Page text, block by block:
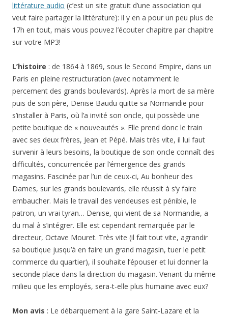
littérature audio (c’est un site gratuit d’une association qui
veut faire partager la littérature): il y en a pour un peu plus de
17h en tout, mais vous pouvez l’écouter chapitre par chapitre
sur votre MP3!
L’histoire : de 1864 à 1869, sous le Second Empire, dans un
Paris en pleine restructuration (avec notamment le
percement des grands boulevards). Après la mort de sa mère
puis de son père, Denise Baudu quitte sa Normandie pour
s’installer à Paris, où l’a invité son oncle, qui possède une
petite boutique de « nouveautés ». Elle prend donc le train
avec ses deux frères, Jean et Pépé. Mais très vite, il lui faut
survenir à leurs besoins, la boutique de son oncle connaît des
difficultés, concurrencée par l’émergence des grands
magasins. Fascinée par l’un de ceux-ci, Au bonheur des
Dames, sur les grands boulevards, elle réussit à s’y faire
embaucher. Mais le travail des vendeuses est pénible, le
patron, un vrai tyran… Denise, qui vient de sa Normandie, a
du mal à s’intégrer. Elle est cependant remarquée par le
directeur, Octave Mouret. Très vite (il fait tout vite, agrandir
sa boutique jusqu’à en faire un grand magasin, tuer le petit
commerce du quartier), il souhaite l’épouser et lui donner la
seconde place dans la direction du magasin. Venant du même
milieu que les employés, sera-t-elle plus humaine avec eux?
Mon avis : Le débarquement à la gare Saint-Lazare et la